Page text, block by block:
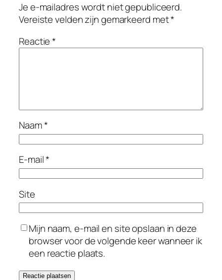
Je e-mailadres wordt niet gepubliceerd.
Vereiste velden zijn gemarkeerd met*
Reactie*
Naam*
E-mail*
Site
Mijn naam, e-mail en site opslaan in deze
browser voor de volgende keer wanneer ik
een reactie plaats.